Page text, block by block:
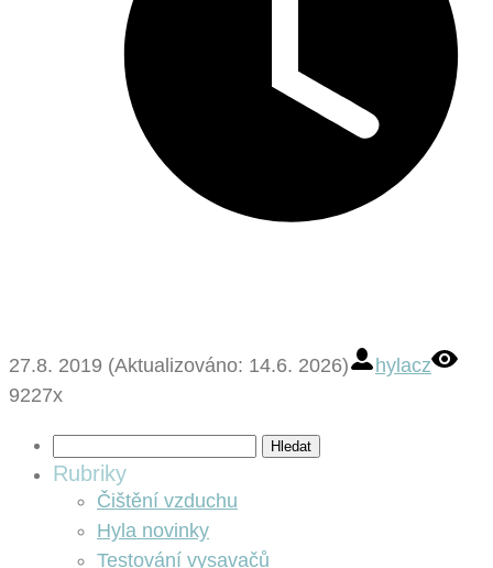
27.8. 2019 (Aktualizováno: 14.6. 2026)
hylacz
9227x
Rubriky
Čištění vzduchu
Hyla novinky
Testování vysavačů